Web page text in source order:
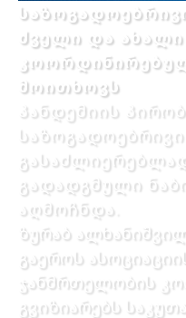
ძველი და ახალი
მოითხოვს
პანდემიის
გადადგმული
აღმოჩნდა.
ზურაბ
გაეროს
ჯანმრთელობის
გვიზიარებს